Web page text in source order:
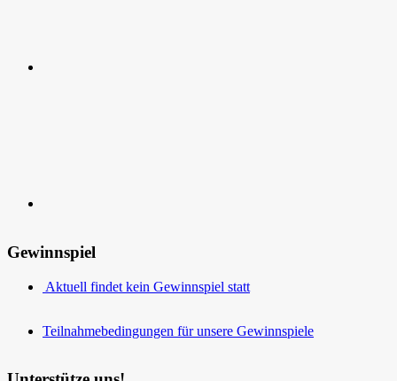
Gewinnspiel
Aktuell findet kein Gewinnspiel statt
Teilnahmebedingungen für unsere Gewinnspiele